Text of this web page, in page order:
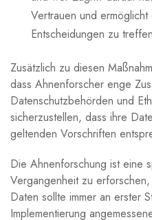
Vertrauen und
Entscheidungen zu
Zusätzlich zu diesen
dass Ahnenforscher enge
Datenschutzbehörden und
sicherzustellen, dass ihre
geltenden Vorschriften
Die Ahnenforschung ist eine
Vergangenheit zu
Daten sollte immer an erster
Implementierung